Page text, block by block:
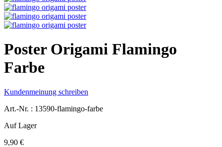
Poster Origami Flamingo
Farbe
Kundenmeinung schreiben
Art.-Nr. : 13590-flamingo-farbe
Auf Lager
9,90 €